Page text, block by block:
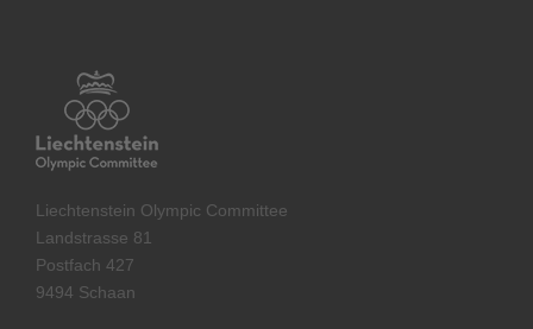
Liechtenstein Olympic Committee
Landstrasse 81
Postfach 427
9494 Schaan